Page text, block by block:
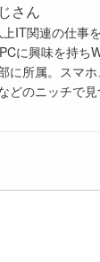
さん
IT関連の仕事
に興味を持ち
に所属。スマ
どのニッチで